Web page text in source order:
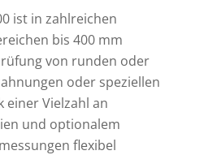
ist in zahlreichen
bis 400 mm
von runden oder
oder speziellen
einer Vielzahl an
und optionalem
flexibel